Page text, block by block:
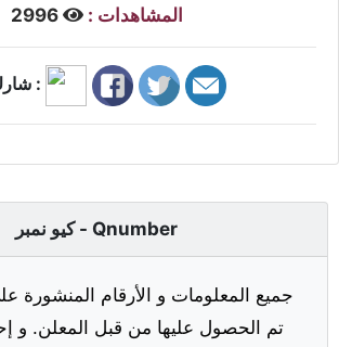
المشاهدات : 2996
شارك :
كيو نمبر - Qnumber
جميع المعلومات و الأرقام المنشورة
تم الحصول عليها من قبل المعلن. و